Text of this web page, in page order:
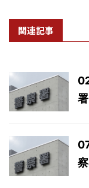
関連記事
署